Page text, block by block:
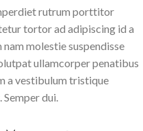
rutrum porttitor
tortor ad adipiscing id a
molestie suspendisse
ullamcorper penatibus
a vestibulum tristique
dui.